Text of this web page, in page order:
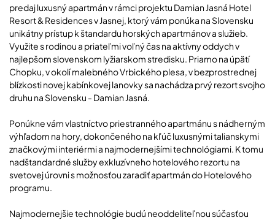
predaj luxusný apartmán v rámci projektu Damian Jasná Hotel
Resort & Residences v Jasnej, ktorý vám ponúka na Slovensku
unikátny prístup k štandardu horských apartmánov a služieb.
Využite s rodinou a priateľmi voľný čas na aktívny oddych v
najlepšom slovenskom lyžiarskom stredisku. Priamo na úpätí
Chopku, v okolí malebného Vrbického plesa, v bezprostrednej
blízkosti novej kabínkovej lanovky sa nachádza prvý rezort svojho
druhu na Slovensku - Damian Jasná.
Ponúkne vám vlastníctvo priestranného apartmánu s nádherným
výhľadom na hory, dokončeného na kľúč luxusnými talianskymi
značkovými interiérmi a najmodernejšími technológiami. K tomu
nadštandardné služby exkluzívneho hotelového rezortu na
svetovej úrovni s možnosťou zaradiť apartmán do Hotelového
programu.
Najmodernejšie technológie budú neoddeliteľnou súčasťou